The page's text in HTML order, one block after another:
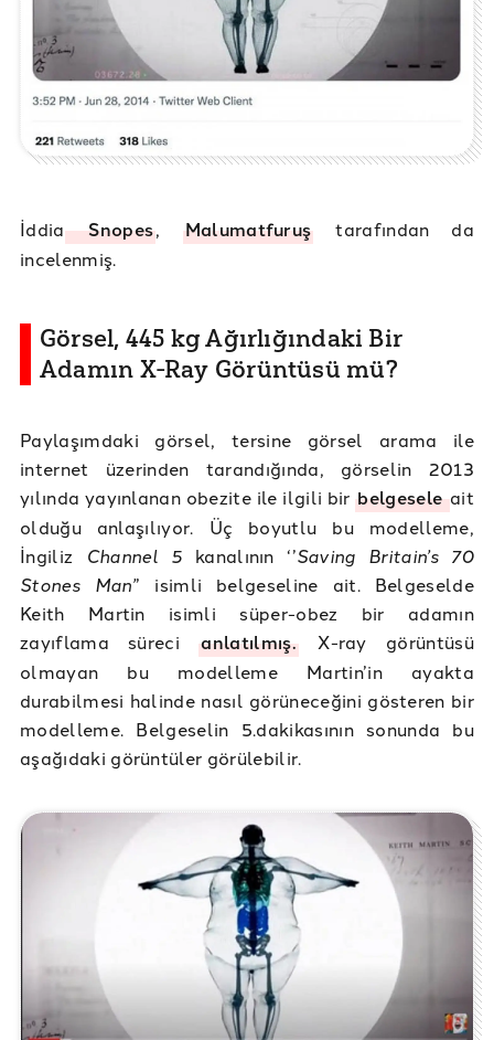
İddiaSnopes, Malumatfuruş tarafından da
incelenmiş.
Görsel, 445 kg Ağırlığındaki Bir
Adamın X-Ray Görüntüsü mü?
Paylaşımdaki görsel, tersine görsel arama ile
internet üzerinden tarandığında, görselin 2013
yılında yayınlanan obezite ile ilgili birbelgeseleait
olduğu anlaşılıyor. Üç boyutlu bu modelleme,
İngiliz
Channel 5 kanalının ‘’Saving Britain’s 70
Stones Man’’ isimli belgeseline ait. Belgeselde
Keith Martin isimli süper-obez bir adamın
zayıflama sürecianlatılmış.X-ray görüntüsü
olmayan bu modelleme Martin’in ayakta
durabilmesi halinde nasıl görüneceğini gösteren bir
modelleme. Belgeselin 5.dakikasının sonunda bu
aşağıdaki görüntüler görülebilir.